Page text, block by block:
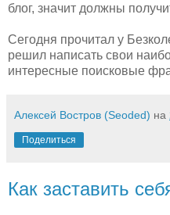
блог, значит должны
Сегодня прочитал у
решил написать свои
интересные поисковые
Алексей Востров (Seoded) на
Поделиться
Как заставить